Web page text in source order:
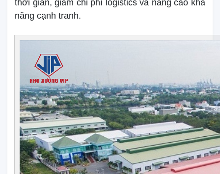
thời gian, giảm chi phí logistics và nâng cao khả
năng cạnh tranh.